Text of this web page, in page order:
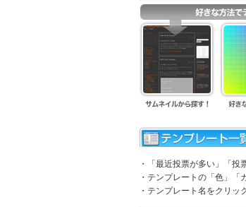
・「最近投票が多い」「投
・テンプレートの「色」「
・テンプレート名をクリッ